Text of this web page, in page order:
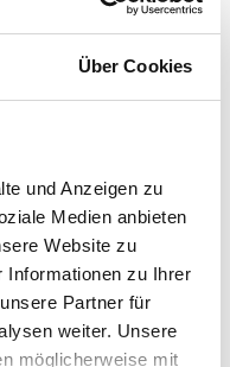
Über Cookies
und Anzeigen zu
Medien anbieten
Website zu
Informationen zu Ihrer
Partner für
weiter. Unsere
möglicherweise mit
860 €